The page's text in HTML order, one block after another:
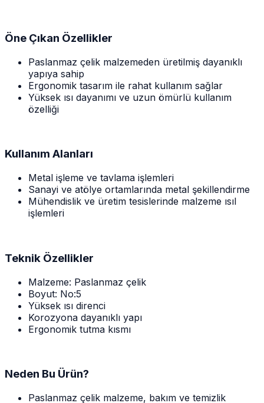
Öne Çıkan Özellikler
Paslanmaz çelik malzemeden üretilmiş dayanıklı
yapıya sahip
Ergonomik tasarım ile rahat kullanım sağlar
Yüksek ısı dayanımı ve uzun ömürlü kullanım
özelliği
Kullanım Alanları
Metal işleme ve tavlama işlemleri
Sanayi ve atölye ortamlarında metal şekillendirme
Mühendislik ve üretim tesislerinde malzeme ısıl
işlemleri
Teknik Özellikler
Malzeme: Paslanmaz çelik
Boyut: No:5
Yüksek ısı direnci
Korozyona dayanıklı yapı
Ergonomik tutma kısmı
Neden Bu Ürün?
Paslanmaz çelik malzeme, bakım ve temizlik